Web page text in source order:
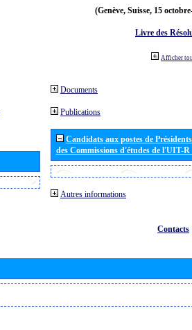
(Genève, Suisse, 15
Livre des
Afficher
Documents
Publications
Candidats aux postes de
des Commissions d'études de l'UIT-
Autres informations
Contacts